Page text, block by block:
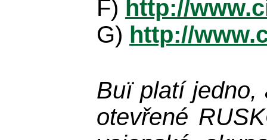
F) http://
G) http://
Buï platí
otevřené